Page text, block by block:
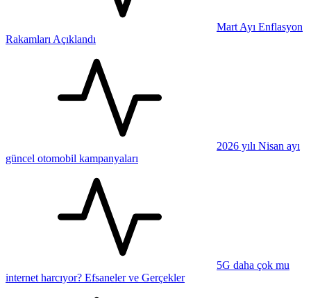
Mart Ayı Enflasyon
Rakamları Açıklandı
2026 yılı Nisan ayı
güncel otomobil kampanyaları
5G daha çok mu
internet harcıyor? Efsaneler ve Gerçekler